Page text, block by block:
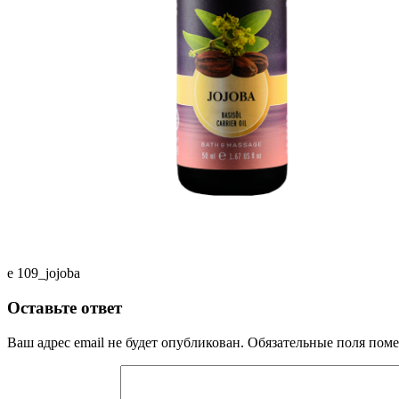
e 109_jojoba
Оставьте ответ
Ваш адрес email не будет опубликован. Обязательные поля